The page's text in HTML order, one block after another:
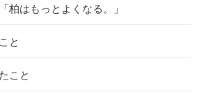
柏はもっとよくなる。」
と
こと